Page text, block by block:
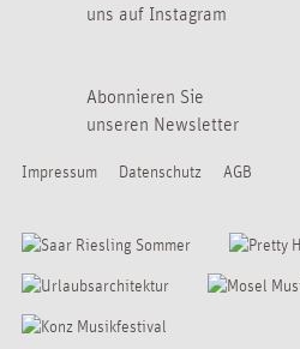
uns auf Instagram
Abonnieren Sie
unseren Newsletter
Impressum Datenschutz AGB